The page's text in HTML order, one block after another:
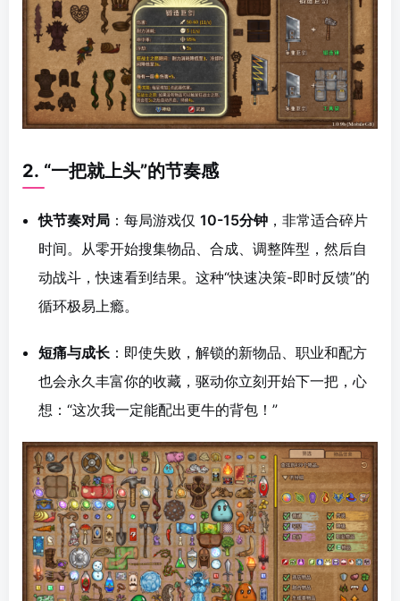
2. “一把就上头”的节奏感
快节奏对局 ：每局游戏仅 10-15分钟 ，非常适合碎片
时间。从零开始搜集物品、合成、调整阵型，然后自
动战斗，快速看到结果。这种“快速决策-即时反馈”的
循环极易上瘾。
短痛与成长 ：即使失败，解锁的新物品、职业和配方
也会永久丰富你的收藏，驱动你立刻开始下一把，心
想：“这次我一定能配出更牛的背包！”